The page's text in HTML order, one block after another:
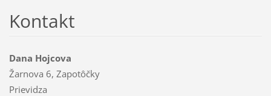
Kontakt
Dana Hojcova
Žarnova 6, Zapotôčky
Prievidza